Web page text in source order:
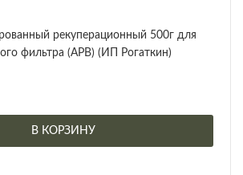
рекуперационный 500г для
фильтра (АРВ) (ИП Рогаткин)
В КОРЗИНУ